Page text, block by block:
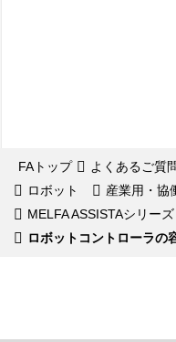
FAトップ よくあるご質
ロボット
産業用・協
MELFA ASSISTAシリーズ
ロボットコントローラの